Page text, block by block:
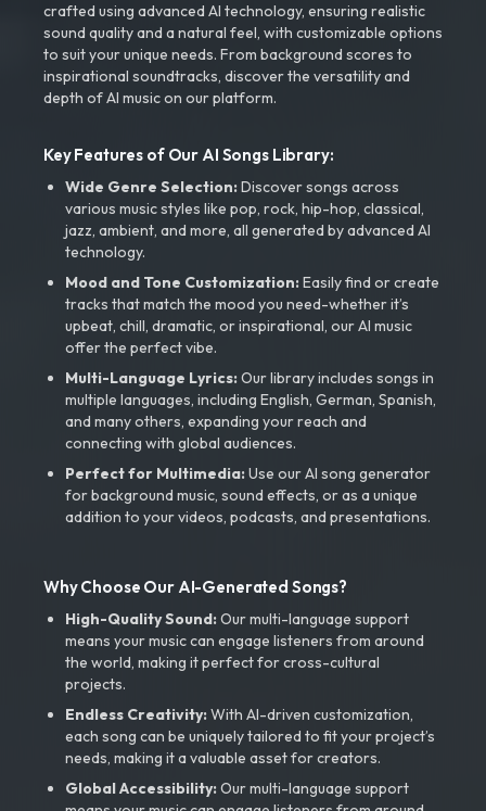
crafted using advanced AI technology, ensuring realistic
sound quality and a natural feel, with customizable options
to suit your unique needs. From background scores to
inspirational soundtracks, discover the versatility and
depth of AI music on our platform.
Key Features of Our AI Songs Library:
Wide Genre Selection:Discover songs across
various music styles like pop, rock, hip-hop, classical,
jazz, ambient, and more, all generated by advanced AI
technology.
Mood and Tone Customization:Easily find or create
tracks that match the mood you need-whether it’s
upbeat, chill, dramatic, or inspirational, our AI music
offer the perfect vibe.
Multi-Language Lyrics:Our library includes songs in
multiple languages, including English, German, Spanish,
and many others, expanding your reach and
connecting with global audiences.
Perfect for Multimedia:Use our AI song generator
for background music, sound effects, or as a unique
addition to your videos, podcasts, and presentations.
Why Choose Our AI-Generated Songs?
High-Quality Sound:Our multi-language support
means your music can engage listeners from around
the world, making it perfect for cross-cultural
projects.
Endless Creativity:With AI-driven customization,
each song can be uniquely tailored to fit your project’s
needs, making it a valuable asset for creators.
Global Accessibility:Our multi-language support